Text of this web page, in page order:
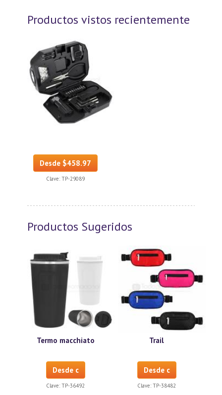
Productos vistos recientemente
Desde $458.97
Clave: TP-29089
Productos Sugeridos
Termo macchiato
Desde c
Clave: TP-36492
Trail
Desde c
Clave: TP-38482